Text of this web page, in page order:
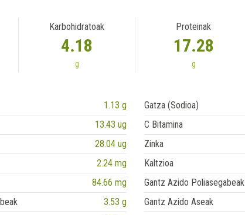
Karbohidratoak
4.18
g
Proteinak
17.28
g
1.13 g Gatza (Sodioa)
13.43 ug C Bitamina
28.04 ug Zinka
2.24 mg Kaltzioa
84.66 mg Gantz Azido Poliasegabeak
3.53 g Gantz Azido Aseak